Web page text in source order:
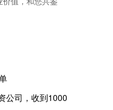
公司，收到1000